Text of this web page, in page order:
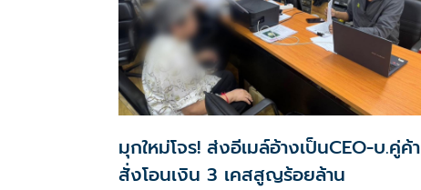
มุกใหม่โจร! ส่งอีเมล์อ้างเป็นCEO-บ.คู่ค้า
สั่งโอนเงิน 3 เคสสูญร้อยล้าน